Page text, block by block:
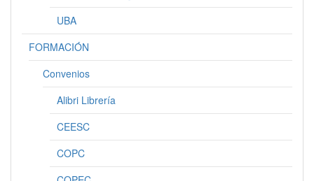
UBA
FORMACIÓN
Convenios
Alibri Librería
CEESC
COPC